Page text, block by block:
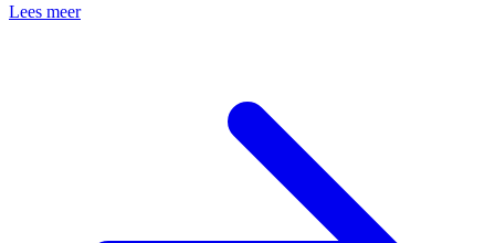
Lees meer